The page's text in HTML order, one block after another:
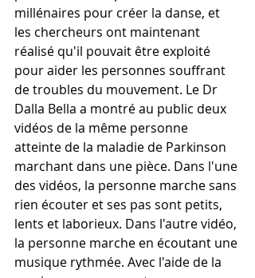
millénaires pour créer la danse, et
les chercheurs ont maintenant
réalisé qu'il pouvait être exploité
pour aider les personnes souffrant
de troubles du mouvement. Le Dr
Dalla Bella a montré au public deux
vidéos de la même personne
atteinte de la maladie de Parkinson
marchant dans une pièce. Dans l'une
des vidéos, la personne marche sans
rien écouter et ses pas sont petits,
lents et laborieux. Dans l'autre vidéo,
la personne marche en écoutant une
musique rythmée. Avec l'aide de la